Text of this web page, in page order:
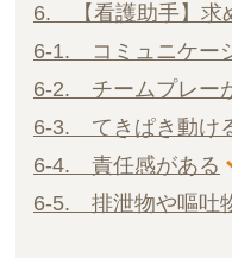
6. 【看護助手】求
6-1. コミュニケー
6-2. チームプレー
6-3. てきぱき動け
6-4. 責任感がある
6-5. 排泄物や嘔吐